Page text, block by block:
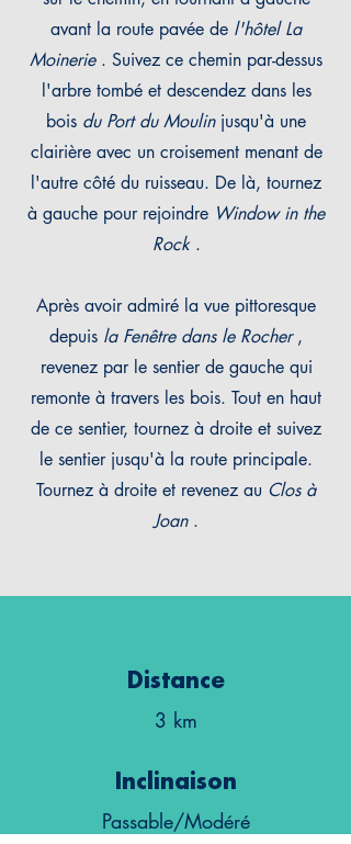
avant la route pavée de l'hôtel La
Moinerie. Suivez ce chemin par-dessus
l'arbre tombé et descendez dans les
bois du Port du Moulinjusqu'à une
clairière avec un croisement menant de
l'autre côté du ruisseau. De là, tournez
à gauche pour rejoindre Window in the
Rock.
Après avoir admiré la vue pittoresque
depuis la Fenêtre dans le Rocher,
revenez par le sentier de gauche qui
remonte à travers les bois. Tout en haut
de ce sentier, tournez à droite et suivez
le sentier jusqu'à la route principale.
Tournez à droite et revenez au Clos à
Joan.
Distance
3 km
Inclinaison
Passable/Modéré